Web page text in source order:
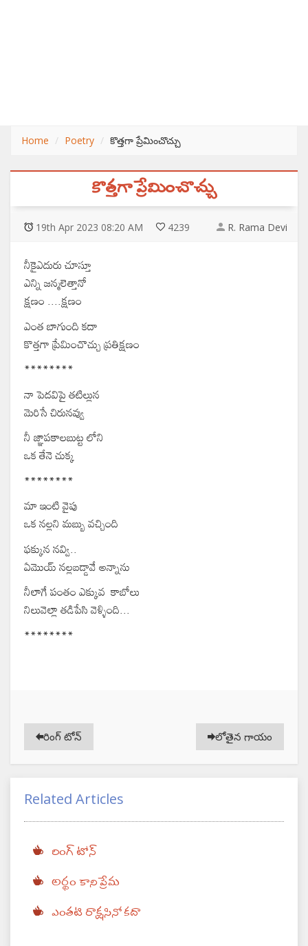
Home Poetry కొత్తగా ప్రేమించొచ్చు
కొత్తగా ప్రేమించొచ్చు
19th Apr 2023 08:20 AM 4239 R. Rama Devi
నీకైఎదురు చూస్తూ
ఎన్ని జన్మలెత్తానో
క్షణం ....క్షణం
ఎంత బాగుంది కదా
కొత్తగా ప్రేమించొచ్చు ప్రతిక్షణం
********
నా పెదవిపై తటిల్లున
మెరిసే చిరునవ్వు
నీ జ్ఞాపకాలబుట్ట లోని
ఒక తేనె చుక్క
********
మా ఇంటి వైపు
ఒక నల్లని మబ్బు వచ్చింది
ఫక్కున నవ్వి..
ఏమొయ్ నల్లబడ్డావే అన్నాను
నీలాగే పంతం ఎక్కువ కాబోలు
నిలువెల్లా తడిపేసి వెళ్ళింది...
********
రింగ్ టోన్ లోతైన గాయం
Related Articles
రింగ్ టోన్
అర్థం కాని ప్రేమ
ఎంతటి రాక్షసినో కదా